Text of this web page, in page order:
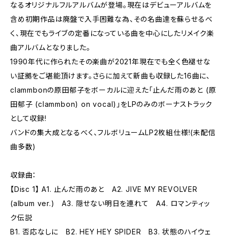
なるオリジナルフルアルバムが登場。現在はデビューアルバムを
含め初期作品は廃盤で入手困難な為、その名曲達を蘇らせるべ
く、現在でもライブの定番になっている曲を中心にしたリメイク楽
曲アルバムとなりました。
1990年代に作られたその楽曲が2021年現在でも全く色褪せな
い証拠をご堪能頂けます。さらに加えて新曲も収録した16曲に、
clammbonの原田郁子をボーカルに迎えた「止んだ雨のあと (原
田郁子 (clammbon) on vocal)」をLPのみのボーナストラック
として収録!
バンドの集大成となるべく、フルボリュームLP2枚組仕様!(未配信
曲多数)
収録曲：
【Disc 1】 A1. 止んだ雨のあと A2. JIVE MY REVOLVER
(album ver.) A3. 隠せない明日を連れて A4. ロマンティッ
ク伝説
B1. 否応なしに B2. HEY HEY SPIDER B3. 状態のハイウェ